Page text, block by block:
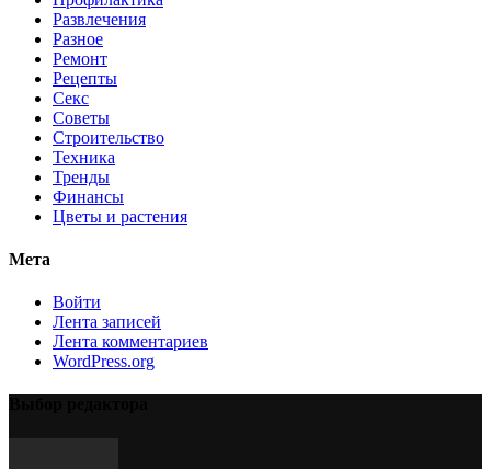
Развлечения
Разное
Ремонт
Рецепты
Секс
Советы
Строительство
Техника
Тренды
Финансы
Цветы и растения
Мета
Войти
Лента записей
Лента комментариев
WordPress.org